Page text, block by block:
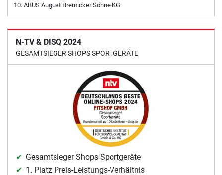
ABUS August Bremicker Söhne KG
N-TV & DISQ 2024
GESAMTSIEGER SHOPS SPORTGERÄTE
Gesamtsieger Shops Sportgeräte
1. Platz Preis-Leistungs-Verhältnis